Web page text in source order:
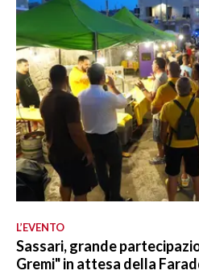
L’EVENTO
Sassari, grande
Gremi" in attesa della